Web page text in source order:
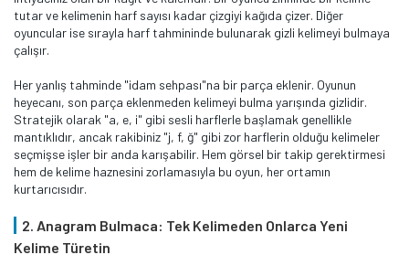
tutar ve kelimenin harf sayısı kadar çizgiyi kağıda çizer. Diğer
oyuncular ise sırayla harf tahmininde bulunarak gizli kelimeyi bulmaya
çalışır.
Her yanlış tahminde "idam sehpası"na bir parça eklenir. Oyunun
heyecanı, son parça eklenmeden kelimeyi bulma yarışında gizlidir.
Stratejik olarak "a, e, i" gibi sesli harflerle başlamak genellikle
mantıklıdır, ancak rakibiniz "j, f, ğ" gibi zor harflerin olduğu kelimeler
seçmişse işler bir anda karışabilir. Hem görsel bir takip gerektirmesi
hem de kelime haznesini zorlamasıyla bu oyun, her ortamın
kurtarıcısıdır.
2. Anagram Bulmaca: Tek Kelimeden Onlarca Yeni
Kelime Türetin